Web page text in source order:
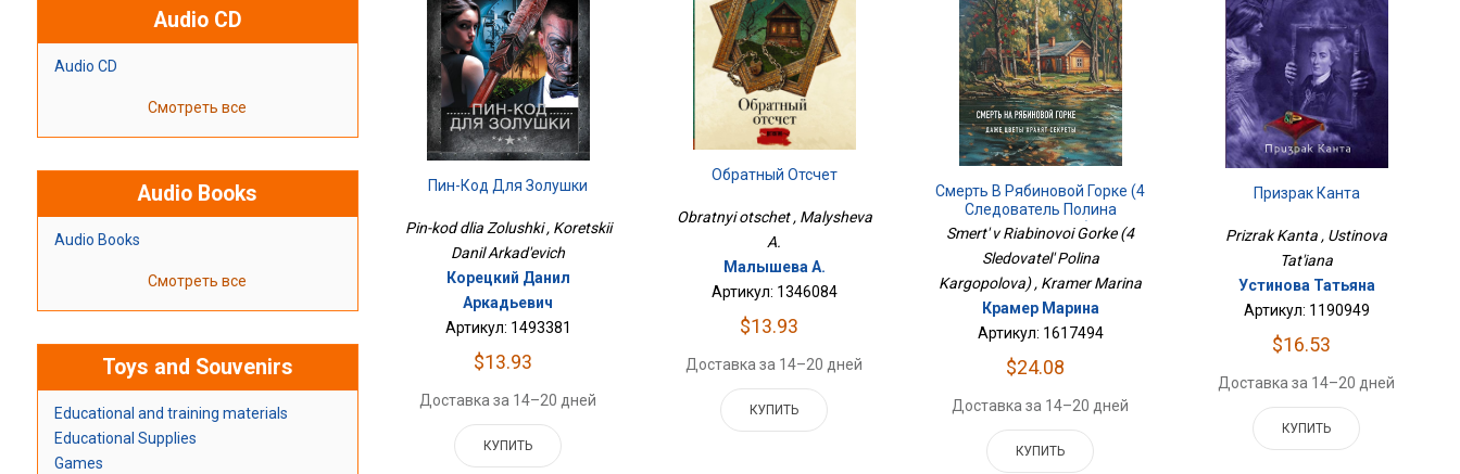
Audio CD
Audio CD
Смотреть все
Audio Books
Audio Books
Смотреть все
Toys and Souvenirs
Educational and training materials
Educational Supplies
Games
Пин-Код Для Золушки
Pin-kod dlia Zolushki , Koretskii
Danil Arkad'evich
Корецкий Данил
Аркадьевич
Артикул: 1493381
$13.93
Доставка за 14–20 дней
КУПИТЬ
Обратный Отсчет
Obratnyi otschet , Malysheva
A.
Малышева А.
Артикул: 1346084
$13.93
Доставка за 14–20 дней
КУПИТЬ
Смерть В Рябиновой Горке (4
Следователь Полина
Каргополова)
Smert' v Riabinovoi Gorke (4
Sledovatel' Polina
Kargopolova) , Kramer Marina
Крамер Марина
Артикул: 1617494
$24.08
Доставка за 14–20 дней
КУПИТЬ
Призрак Канта
Prizrak Kanta , Ustinova
Tat'iana
Устинова Татьяна
Артикул: 1190949
$16.53
Доставка за 14–20 дней
КУПИТЬ